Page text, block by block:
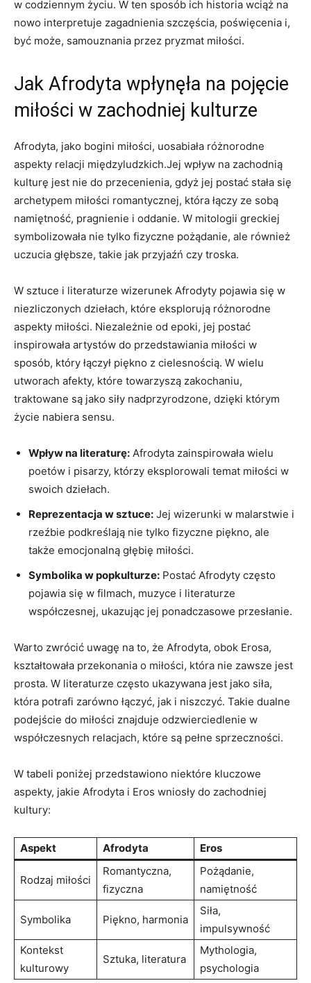
w codziennym życiu. W ten sposób ich historia wciąż na
nowo interpretuje zagadnienia szczęścia, poświęcenia i,
być może, samouznania przez pryzmat miłości.
Jak Afrodyta wpłynęła na pojęcie
miłości w zachodniej kulturze
Afrodyta, jako bogini miłości, uosabiała różnorodne
aspekty relacji międzyludzkich.Jej wpływ na zachodnią
kulturę jest nie do przecenienia, gdyż jej postać stała się
archetypem miłości romantycznej, która łączy ze sobą
namiętność, pragnienie i oddanie. W mitologii greckiej
symbolizowała nie tylko fizyczne pożądanie, ale również
uczucia głębsze, takie jak przyjaźń czy troska.
W sztuce i literaturze wizerunek Afrodyty pojawia się w
niezliczonych dziełach, które eksplorują różnorodne
aspekty miłości. Niezależnie od epoki, jej postać
inspirowała artystów do przedstawiania miłości w
sposób, który łączył piękno z cielesnością. W wielu
utworach afekty, które towarzyszą zakochaniu,
traktowane są jako siły nadprzyrodzone, dzięki którym
życie nabiera sensu.
Wpływ na literaturę: Afrodyta zainspirowała wielu
poetów i pisarzy, którzy eksplorowali temat miłości w
swoich dziełach.
Reprezentacja w sztuce: Jej wizerunki w malarstwie i
rzeźbie podkreślają nie tylko fizyczne piękno, ale
także emocjonalną głębię miłości.
Symbolika w popkulturze: Postać Afrodyty często
pojawia się w filmach, muzyce i literaturze
współczesnej, ukazując jej ponadczasowe przesłanie.
Warto zwrócić uwagę na to, że Afrodyta, obok Erosa,
kształtowała przekonania o miłości, która nie zawsze jest
prosta. W literaturze często ukazywana jest jako siła,
która potrafi zarówno łączyć, jak i niszczyć. Takie dualne
podejście do miłości znajduje odzwierciedlenie w
współczesnych relacjach, które są pełne sprzeczności.
W tabeli poniżej przedstawiono niektóre kluczowe
aspekty, jakie Afrodyta i Eros wniosły do zachodniej
kultury:
Aspekt Afrodyta Eros
Rodzaj miłości
Romantyczna,
fizyczna
Pożądanie,
namiętność
Symbolika Piękno, harmonia
Siła,
impulsywność
Kontekst
kulturowy
Sztuka, literatura
Mythologia,
psychologia